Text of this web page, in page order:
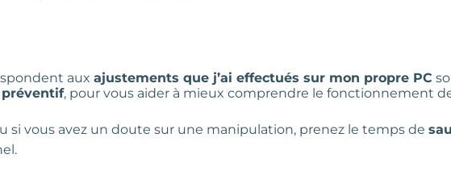
aux ajustements que j’ai effectués sur mon propre PC
, pour vous aider à mieux comprendre le fonctionnement
si vous avez un doute sur une manipulation, prenez le temps de